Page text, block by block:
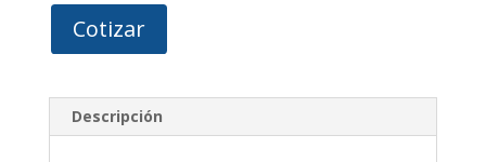
Cotizar
Descripción